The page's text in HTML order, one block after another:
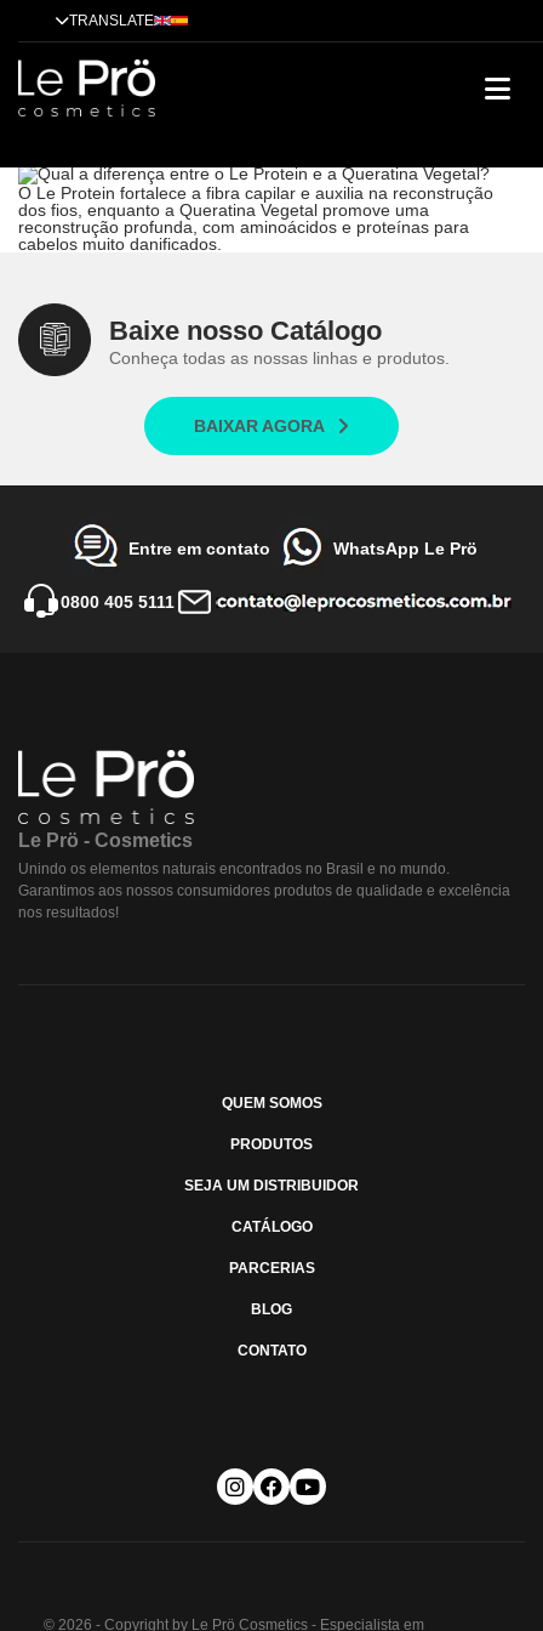
TRANSLATE
Qual a diferença entre o Le Protein e a Queratina Vegetal?
Dicas AlisamentoTendências
O Le Protein fortalece a fibra capilar e auxilia na reconstrução
dos fios, enquanto a Queratina Vegetal promove uma
reconstrução profunda, com aminoácidos e proteínas para
cabelos muito danificados.
Baixe nosso Catálogo
Conheça todas as nossas linhas e produtos.
BAIXAR AGORA
Entre em contato WhatsApp Le Prö
0800 405 5111
Le Prö - Cosmetics
Unindo os elementos naturais encontrados no Brasil e no mundo.
Garantimos aos nossos consumidores produtos de qualidade e excelência
nos resultados!
QUEM SOMOS
PRODUTOS
SEJA UM DISTRIBUIDOR
CATÁLOGO
PARCERIAS
BLOG
CONTATO
© 2026 - Copyright by Le Prö Cosmetics - Especialista em